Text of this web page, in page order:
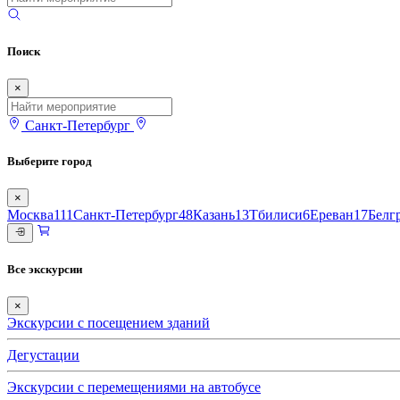
Поиск
×
Санкт-Петербург
Выберите город
×
Москва111Санкт-Петербург48Казань13Тбилиси6Ереван17
Все экскурсии
×
Экскурсии с посещением зданий
Дегустации
Экскурсии с перемещениями на автобусе